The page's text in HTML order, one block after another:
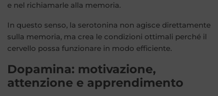
e nel richiamarle alla memoria.
In questo senso, la serotonina non agisce direttamente
sulla memoria, ma crea le condizioni ottimali perché il
cervello possa funzionare in modo efficiente.
Dopamina: motivazione,
attenzione e apprendimento